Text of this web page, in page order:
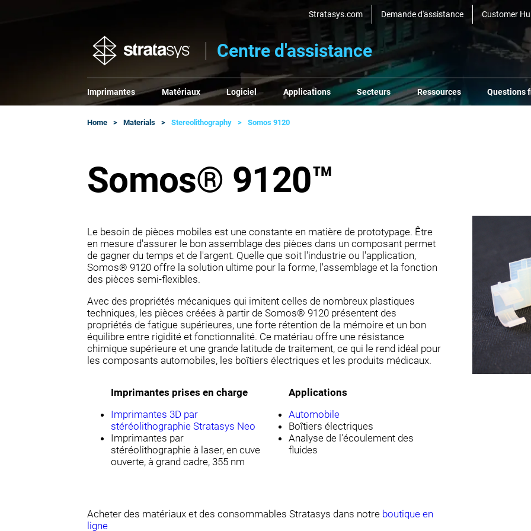
Stratasys.com Demande d'assistance Customer
Centre d'assistance
Imprimantes Matériaux Logiciel Applications Secteurs Ressources Questions
Home Materials Stereolithography Somos 9120
Somos® 9120™
Le besoin de pièces mobiles est une constante en matière de prototypage. Être
en mesure d'assurer le bon assemblage des pièces dans un composant permet
de gagner du temps et de l'argent. Quelle que soit l'industrie ou l'application,
Somos® 9120 offre la solution ultime pour la forme, l'assemblage et la fonction
des pièces semi-flexibles.
Avec des propriétés mécaniques qui imitent celles de nombreux plastiques
techniques, les pièces créées à partir de Somos® 9120 présentent des
propriétés de fatigue supérieures, une forte rétention de la mémoire et un bon
équilibre entre rigidité et fonctionnalité. Ce matériau offre une résistance
chimique supérieure et une grande latitude de traitement, ce qui le rend idéal pour
les composants automobiles, les boîtiers électriques et les produits médicaux.
Imprimantes prises en charge
Imprimantes 3D par
stéréolithographie Stratasys Neo
Imprimantes par
stéréolithographie à laser, en cuve
ouverte, à grand cadre, 355 nm
Applications
Automobile
Boîtiers électriques
Analyse de l'écoulement des
fluides
Acheter des matériaux et des consommables Stratasys dans notre boutique en
ligne